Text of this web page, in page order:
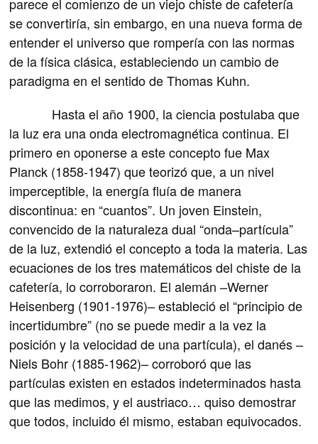
se convertiría, sin embargo, en una nueva forma de
entender el universo que rompería con las normas
de la física clásica, estableciendo un cambio de
paradigma en el sentido de Thomas Kuhn.
Hasta el año 1900, la ciencia postulaba que
la luz era una onda electromagnética continua. El
primero en oponerse a este concepto fue Max
Planck (1858-1947) que teorizó que, a un nivel
imperceptible, la energía fluía de manera
discontinua: en “cuantos”. Un joven Einstein,
convencido de la naturaleza dual “onda–partícula”
de la luz, extendió el concepto a toda la materia. Las
ecuaciones de los tres matemáticos del chiste de la
cafetería, lo corroboraron. El alemán –Werner
Heisenberg (1901-1976)– estableció el “principio de
incertidumbre” (no se puede medir a la vez la
posición y la velocidad de una partícula), el danés –
Niels Bohr (1885-1962)– corroboró que las
partículas existen en estados indeterminados hasta
que las medimos, y el austriaco… quiso demostrar
que todos, incluido él mismo, estaban equivocados.